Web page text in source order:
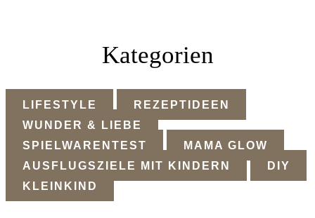
Kategorien
LIFESTYLE
REZEPTIDEEN
WUNDER & LIEBE
SPIELWARENTEST
MAMA GLOW
AUSFLUGSZIELE MIT KINDERN
DIY
KLEINKIND